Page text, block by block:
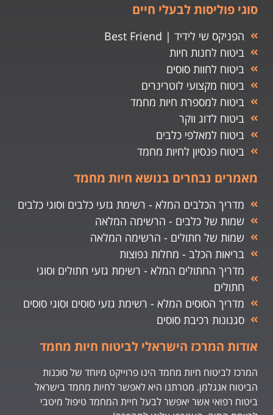
סוגי פוליסות לבעלי חיים
הפניקס שי לידיד | Best Friend
ביטוח לחנות חיות
ביטוח לחוות סוסים
ביטוח מקצועי לוטרינרים
ביטוח למספרת חיות מחמד
ביטוח לדוג ווקר
ביטוח למאלפי כלבים
ביטוח פנסיון לחיות מחמד
מאמרים נבחרים בנושא חיות מחמד
מדריך הכלבים המלא - רשימת גזעי כלבים וסוגי כלבים
שמות של כלבים - הרשימה המלאה
שמות של חתולים - הרשימה המלאה
בריאות הכלב - מחלות נפוצות
מדריך החתולים המלא - רשימת גזעי חתולים וסוגי
חתולים
מדריך הסוסים המלא - רשימת גזעי סוסים וסוגי סוסים
סגנונות רכיבת סוסים
אודות המרכז הישראלי לביטוח חיות מחמד
המרכז לביטוח חיות מחמד הינו פרוייקט מיוחד של סוכנות
הביטוח אנגלמן. מטרתנו היא לאפשר לחיות מחמד בישראל
ביטוח רפואי אשר יאפשר לבעל חיית המחמד טיפול מיטבי